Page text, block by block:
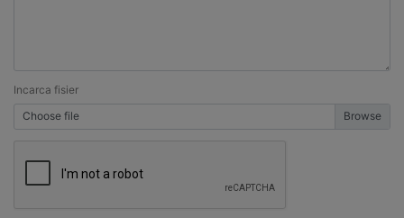
Incarca fisier
Choose file